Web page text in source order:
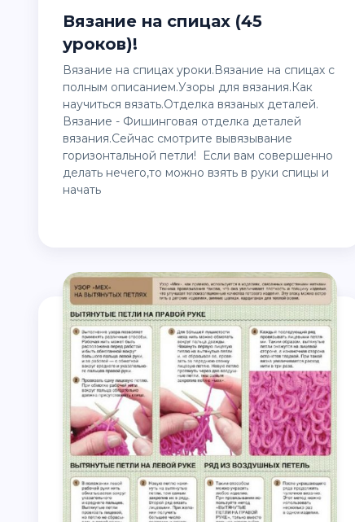
Вязание на спицах (45
уроков)!
Вязание на спицах уроки.Вязание на спицах с
полным описанием.Узоры для вязания.Как
научиться вязать.Отделка вязаных деталей.
Вязание - Фишинговая отделка деталей
вязания.Сейчас смотрите вывязывание
горизонтальной петли! Если вам совершенно
делать нечего,то можно взять в руки спицы и
начать